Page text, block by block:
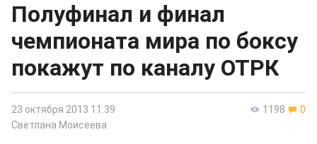
Полуфинал и финал
чемпионата мира по боксу
покажут по каналу ОТРК
1198 0
23 октября 2013 11:39
Светлана Моисеева